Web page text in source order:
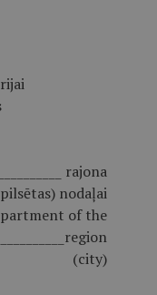
rajona
nodaļai
of the
(city)